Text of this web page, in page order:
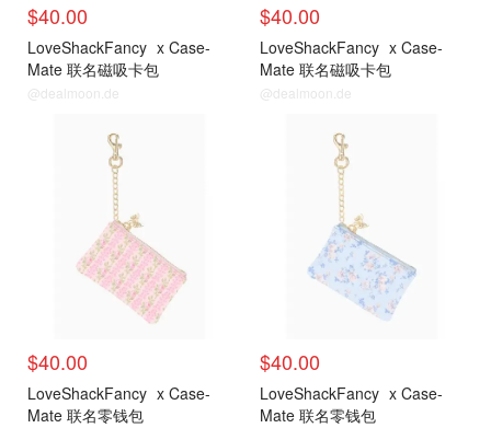
$40.00
LoveShackFancy x Case-
Mate 联名磁吸卡包
@dealmoon.de
$40.00
LoveShackFancy x Case-
Mate 联名磁吸卡包
@dealmoon.de
$40.00
LoveShackFancy x Case-
Mate 联名零钱包
$40.00
LoveShackFancy x Case-
Mate 联名零钱包